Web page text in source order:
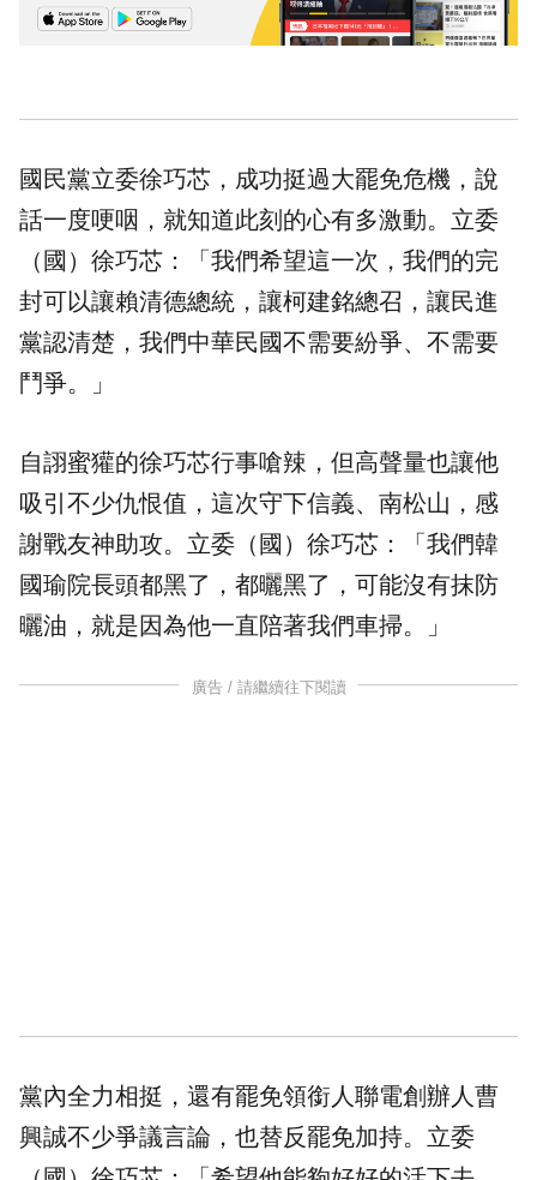
國民黨立委徐巧芯，成功挺過大罷免危機，說
話一度哽咽，就知道此刻的心有多激動。立委
（國）徐巧芯：「我們希望這一次，我們的完
封可以讓賴清德總統，讓柯建銘總召，讓民進
黨認清楚，我們中華民國不需要紛爭、不需要
鬥爭。」
自詡蜜獾的徐巧芯行事嗆辣，但高聲量也讓他
吸引不少仇恨值，這次守下信義、南松山，感
謝戰友神助攻。立委（國）徐巧芯：「我們韓
國瑜院長頭都黑了，都曬黑了，可能沒有抹防
曬油，就是因為他一直陪著我們車掃。」
廣告 / 請繼續往下閱讀
黨內全力相挺，還有罷免領銜人聯電創辦人曹
興誠不少爭議言論，也替反罷免加持。立委